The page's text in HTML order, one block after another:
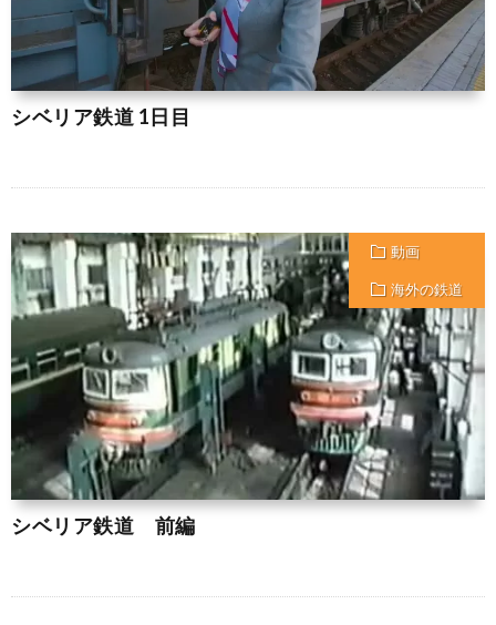
シベリア鉄道 1日目
動画
海外の鉄道
シベリア鉄道 前編